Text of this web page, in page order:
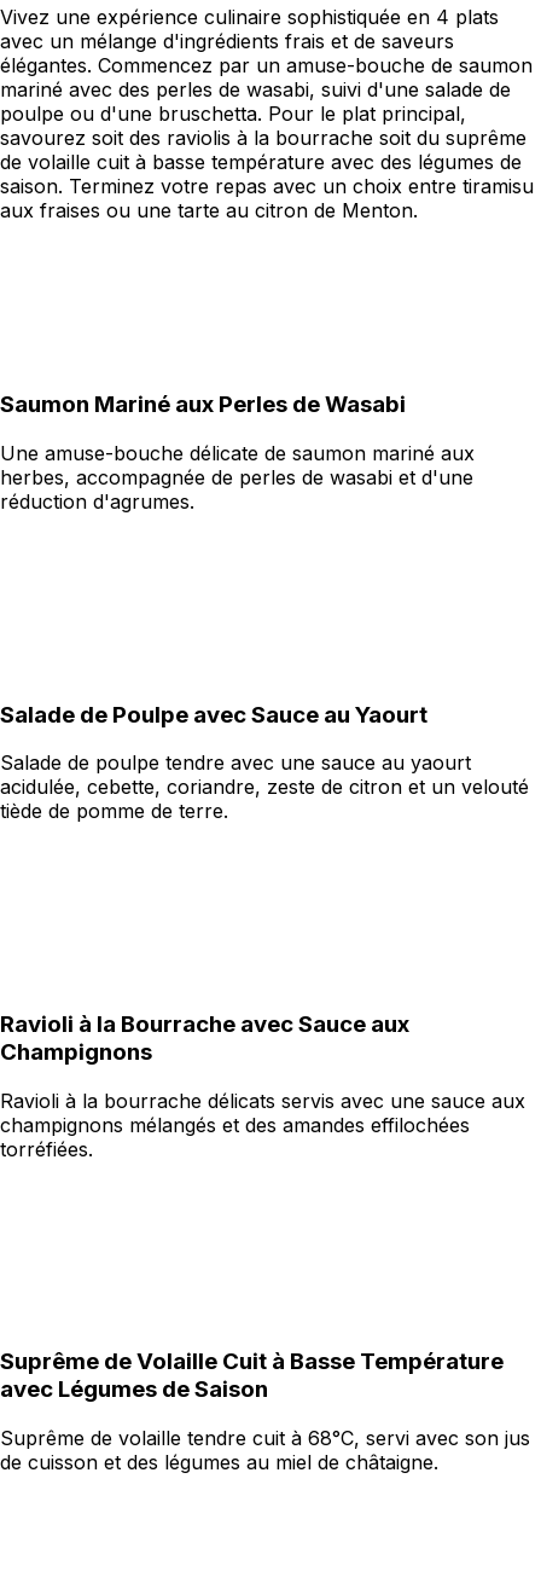
Vivez une expérience culinaire sophistiquée en 4 plats
avec un mélange d'ingrédients frais et de saveurs
élégantes. Commencez par un amuse-bouche de saumon
mariné avec des perles de wasabi, suivi d'une salade de
poulpe ou d'une bruschetta. Pour le plat principal,
savourez soit des raviolis à la bourrache soit du suprême
de volaille cuit à basse température avec des légumes de
saison. Terminez votre repas avec un choix entre tiramisu
aux fraises ou une tarte au citron de Menton.
Saumon Mariné aux Perles de Wasabi
Une amuse-bouche délicate de saumon mariné aux
herbes, accompagnée de perles de wasabi et d'une
réduction d'agrumes.
Salade de Poulpe avec Sauce au Yaourt
Salade de poulpe tendre avec une sauce au yaourt
acidulée, cebette, coriandre, zeste de citron et un velouté
tiède de pomme de terre.
Ravioli à la Bourrache avec Sauce aux
Champignons
Ravioli à la bourrache délicats servis avec une sauce aux
champignons mélangés et des amandes effilochées
torréfiées.
Suprême de Volaille Cuit à Basse Température
avec Légumes de Saison
Suprême de volaille tendre cuit à 68°C, servi avec son jus
de cuisson et des légumes au miel de châtaigne.